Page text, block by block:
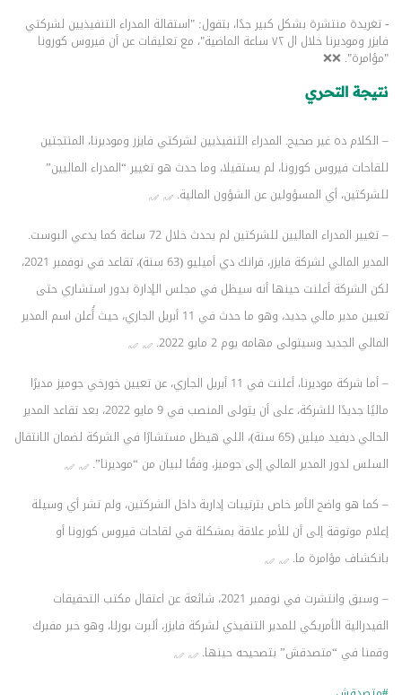
- تغريدة منتشرة بشكل كبير جدًا، بتقول: "استقالة المدراء التنفيذيين لشركتي
فايزر وموديرنا خلال ال ٧٢ ساعة الماضية"، مع تعليقات عن أن فيروس كورونا
"مؤامرة". ❌❌
نتيجة التحري
– الكلام ده غير صحيح. المدراء التنفيذيين لشركتي فايزر وموديرنا، المنتجتين
للقاحات فيروس كورونا، لم يستقيلا، وما حدث هو تغيير “المدراء الماليين”
للشركتين، أي المسؤولين عن الشؤون المالية.
– تغيير المدراء الماليين للشركتين لم يحدث خلال 72 ساعة كما يدعي البوست.
المدير المالي لشركة فايزر، فرانك دي أميليو (63 سنة)، تقاعد في نوفمبر 2021،
لكن الشركة أعلنت حينها أنه سيظل في مجلس الإدارة بدور استشاري حتى
تعيين مدير مالي جديد، وهو ما حدث في 11 أبريل الجاري، حيث أُعلن اسم المدير
المالي الجديد وسيتولى مهامه يوم 2 مايو 2022.
– أما شركة موديرنا، أعلنت في 11 أبريل الجاري، عن تعيين خورخي جوميز مديرًا
ماليًا جديدًا للشركة، على أن يتولى المنصب في 9 مايو 2022، بعد تقاعد المدير
الحالي ديفيد ميلين (65 سنة)، اللي هيظل مستشارًا في الشركة لضمان الانتقال
السلس لدور المدير المالي إلى جوميز، وفقًا لبيان من “موديرنا”.
– كما هو واضح الأمر خاص بترتيبات إدارية داخل الشركتين، ولم تشر أي وسيلة
إعلام موثوقة إلى أن للأمر علاقة بمشكلة في لقاحات فيروس كورونا أو
بانكشاف مؤامرة ما.
– وسبق وانتشرت في نوفمبر 2021، شائعة عن اعتقال مكتب التحقيقات
الفيدرالية الأمريكي للمدير التنفيذي لشركة فايزر، ألبرت بورلا، وهو خبر مفبرك
وقمنا في “متصدقش” بتصحيحه حينها.